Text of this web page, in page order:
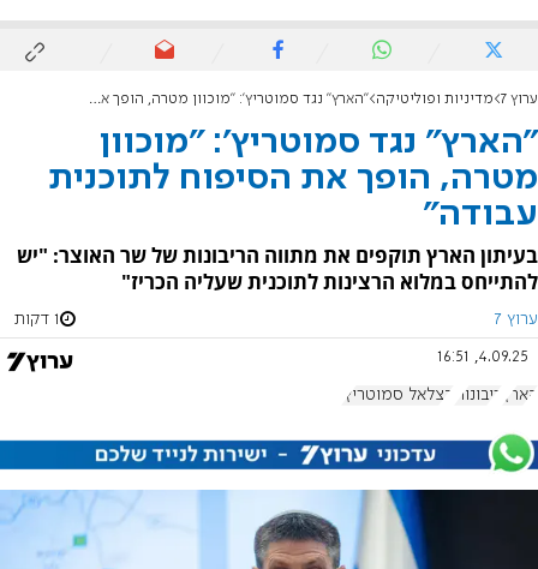
ערוץ 7 מדיניות ופוליטיקה "הארץ" נגד סמוטריץ': "מוכוון מטרה, הופך את הסיפוח לתוכנית עבודה"
"הארץ" נגד סמוטריץ': "מוכוון
מטרה, הופך את הסיפוח לתוכנית
עבודה"
בעיתון הארץ תוקפים את מתווה הריבונות של שר האוצר: "יש
להתייחס במלוא הרצינות לתוכנית שעליה הכריז"
ערוץ 7 1 דקות
4.09.25, 16:51
הארץ ריבונות בצלאל סמוטריץ'